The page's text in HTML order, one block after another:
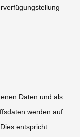
Daten und als
werden auf
entspricht